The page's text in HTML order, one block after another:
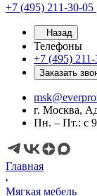
+7 (495) 211-30-05
Назад
Телефоны
+7 (495)
Заказать
г. Москва,
Пн. – Пт.: с
Главная
Мягкая мебель